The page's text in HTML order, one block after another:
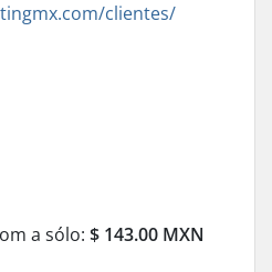
clientes/
a sólo: $ 143.00 MXN